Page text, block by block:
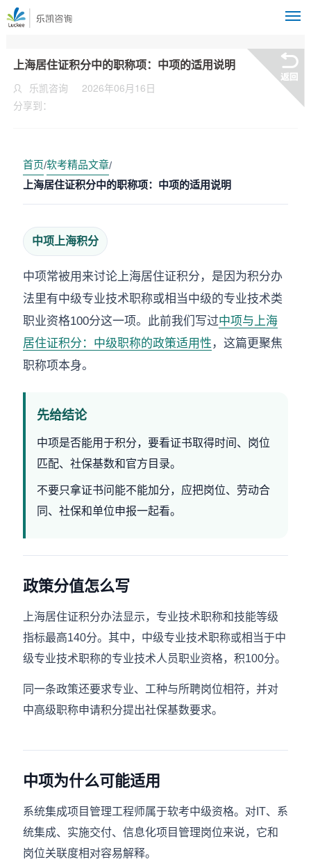
上海居住证积分中的职称项：中项的适用说明
乐凯咨询
2026年06月16日
分享到：
首页/软考精品文章/
上海居住证积分中的职称项：中项的适用说明
中项上海积分
中项常被用来讨论上海居住证积分，是因为积分办
法里有中级专业技术职称或相当中级的专业技术类
职业资格100分这一项。此前我们写过中项与上海
居住证积分：中级职称的政策适用性 ，这篇更聚焦
职称项本身。
先给结论
中项是否能用于积分，要看证书取得时间、岗位
匹配、社保基数和官方目录。
不要只拿证书问能不能加分，应把岗位、劳动合
同、社保和单位申报一起看。
政策分值怎么写
上海居住证积分办法显示，专业技术职称和技能等级
指标最高140分。其中，中级专业技术职称或相当于中
级专业技术职称的专业技术人员职业资格，积100分。
同一条政策还要求专业、工种与所聘岗位相符，并对
中高级职称申请积分提出社保基数要求。
中项为什么可能适用
系统集成项目管理工程师属于软考中级资格。对IT、系
统集成、实施交付、信息化项目管理岗位来说，它和
岗位关联度相对容易解释。